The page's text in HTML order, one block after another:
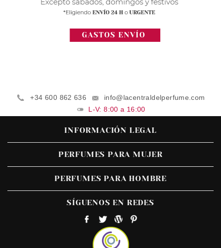
+34 600 862 636
info@lacentraldelperfume.com
L-V: 8:00 a 16:00
INFORMACIÓN LEGAL
PERFUMES PARA MUJER
PERFUMES PARA HOMBRE
SÍGUENOS EN REDES